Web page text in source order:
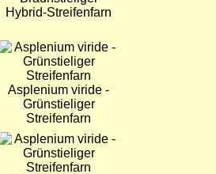
Hybrid-Streifenfarn
Bild
Asplenium viride -
Grünstieliger
Streifenfarn
Bild